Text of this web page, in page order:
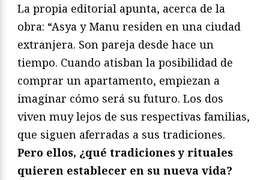
La propia editorial apunta, acerca de la
obra: “Asya y Manu residen en una ciudad
extranjera. Son pareja desde hace un
tiempo. Cuando atisban la posibilidad de
comprar un apartamento, empiezan a
imaginar cómo será su futuro. Los dos
viven muy lejos de sus respectivas familias,
que siguen aferradas a sus tradiciones.
Pero ellos, ¿qué tradiciones y rituales
quieren establecer en su nueva vida?